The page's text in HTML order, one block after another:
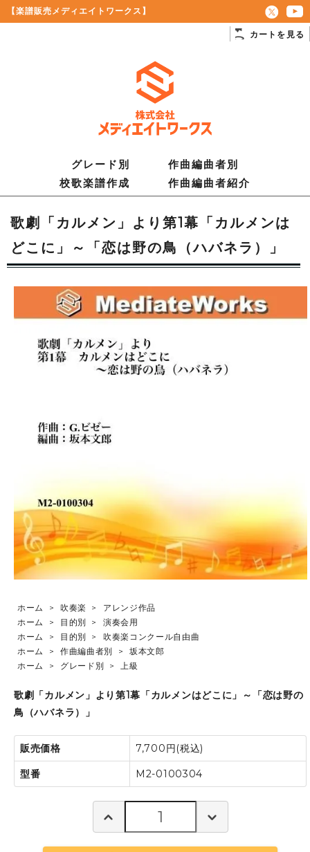
【楽譜販売メディエイトワークス】
カートを見る
グレード別
作曲編曲者別
校歌楽譜作成
作曲編曲者紹介
歌劇「カルメン」より第1幕「カルメンは
どこに」～「恋は野の鳥（ハバネラ）」
ホーム > 吹奏楽 >
アレンジ作品
ホーム
> 目的別 >
演奏会用
ホーム
> 目的別 >
吹奏楽コンクール自由曲
ホーム
> 作曲編曲者別 >
坂本文郎
ホーム
> グレード別 > 上級
歌劇「カルメン」より第1幕「カルメンはどこに」～「恋は野の
鳥（ハバネラ）」
販売価格 7,700円(税込)
型番 M2-0100304